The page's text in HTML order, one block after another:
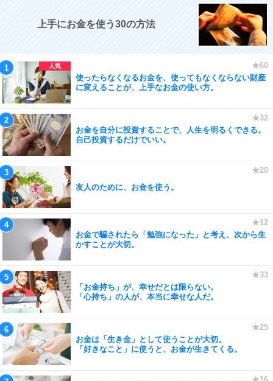
上手にお金を使う30の方法
使ったらなくなるお金を、使ってもなくならない財産
に変えることが、上手なお金の使い方。
お金を自分に投資することで、人生を明るくできる。
自己投資するだけでいい。
友人のために、お金を使う。
お金で騙されたら「勉強になった」と考え、次から生
かすことが大切。
「お金持ち」が、幸せだとは限らない。
「心持ち」の人が、本当に幸せな人だ。
お金は「生き金」として使うことが大切。
「好きなこと」に使うと、お金が生きてくる。